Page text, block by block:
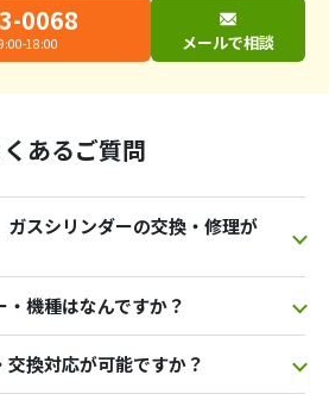
0068
18:00 メールで相談
あるご質問
ガスシリンダーの交換・修理が
機種はなんですか？
換対応が可能ですか？